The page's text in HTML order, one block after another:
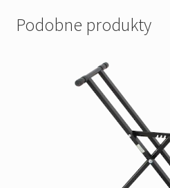
Podobne produkty